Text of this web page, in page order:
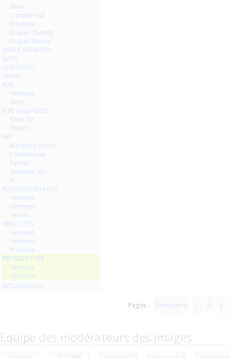
Mixte
Commercial
Produits
Diaper chastity
Diaper Enema
SISSIES TRAVESTIS
GAYS
LESBIENNES
TRANS
ASIE
Femmes
Mixte
FUN (non-ABDL)
Films TV
Photos
ART
Mangas Comics
Commercial
Furries
Synthèse 3D
IA
PHOTOMONTAGES
Femmes
Hommes
Textes
SERVIETTES
Femmes
Hommes
Produits
PIPI CULOTTES
Femmes
Hommes
INCLASSABLES
Pages : Précédent 1 2 3
Equipe des modérateurs des images